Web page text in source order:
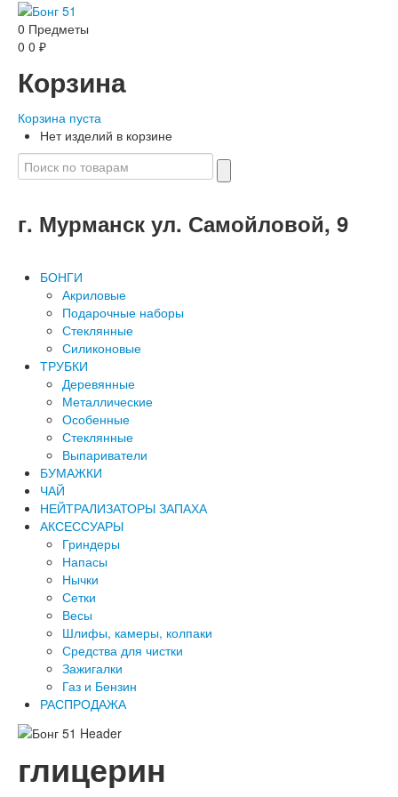
0 Предметы
0 0 ₽
Корзина
Корзина пуста
Нет изделий в корзине
г. Мурманск ул. Самойловой, 9
БОНГИ
Акриловые
Подарочные наборы
Стеклянные
Силиконовые
ТРУБКИ
Деревянные
Металлические
Особенные
Стеклянные
Выпариватели
БУМАЖКИ
ЧАЙ
НЕЙТРАЛИЗАТОРЫ ЗАПАХА
АКСЕССУАРЫ
Гриндеры
Напасы
Нычки
Сетки
Весы
Шлифы, камеры, колпаки
Средства для чистки
Зажигалки
Газ и Бензин
РАСПРОДАЖА
глицерин